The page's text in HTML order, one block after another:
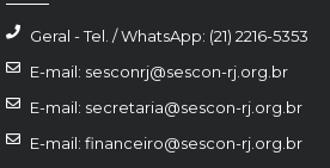
Geral - Tel. / WhatsApp: (21) 2216-5353
E-mail: sesconrj@sescon-rj.org.br
E-mail: secretaria@sescon-rj.org.br
E-mail: financeiro@sescon-rj.org.br